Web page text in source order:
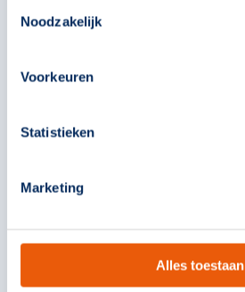
Noodzakelijk
Voorkeuren
Statistieken
Marketing
Alles toestaan
Picto Allround brandslanghaspel
390685
€15,90
Technische unie